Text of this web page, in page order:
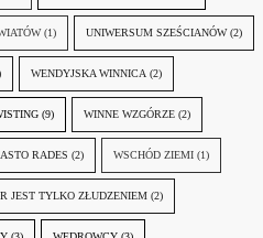
(1) UNIWERSUM SZEŚCIANÓW (2)
WENDYJSKA WINNICA (2)
(9) WINNE WZGÓRZE (2)
RADES (2) WSCHÓD ZIEMI (1)
JEST TYLKO ZŁUDZENIEM (2)